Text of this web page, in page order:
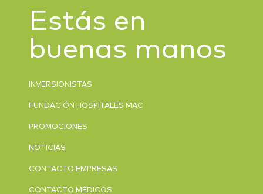
Estás en
buenas manos
INVERSIONISTAS
FUNDACIÓN HOSPITALES MAC
PROMOCIONES
NOTICIAS
CONTACTO EMPRESAS
CONTACTO MÉDICOS